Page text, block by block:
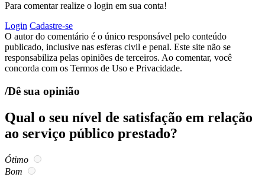
Para comentar realize o login em sua conta!
Login Cadastre-se
O autor do comentário é o único responsável pelo conteúdo
publicado, inclusive nas esferas civil e penal. Este site não se
responsabiliza pelas opiniões de terceiros. Ao comentar, você
concorda com os Termos de Uso e Privacidade.
/Dê sua opinião
Qual o seu nível de satisfação em relação
ao serviço público prestado?
Ótimo
Bom